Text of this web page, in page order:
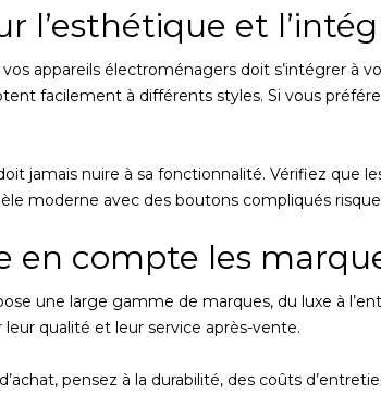
l’esthétique et
vos appareils électroménagers doit s’intégrer à
facilement à différents styles. Si vous
jamais nuire à sa fonctionnalité. Vérifiez que
moderne avec des boutons compliqués
en compte les
une large gamme de marques, du luxe à
qualité et leur service après-vente.
pensez à la durabilité, des coûts